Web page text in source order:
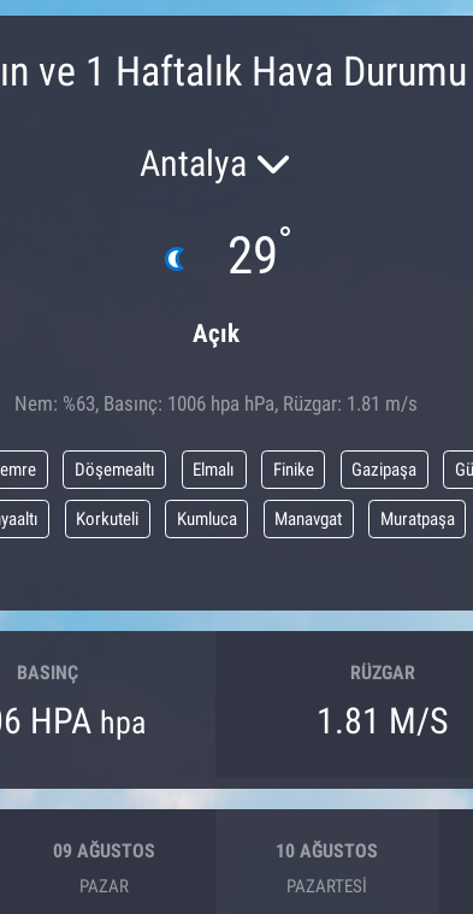
ve 1 Haftalık Hava
Antalya
29°
Açık
Nem: %63, Basınç: 1006 hpa hPa, Rüzgar: 1.81 m/s
Döşemealtı Elmalı Finike Gazipaşa
Korkuteli Kumluca Manavgat Muratpaşa
BASINÇ
HPA hpa
RÜZGAR
1.81 M/S
09 AĞUSTOS
PAZAR
10 AĞUSTOS
PAZARTESI